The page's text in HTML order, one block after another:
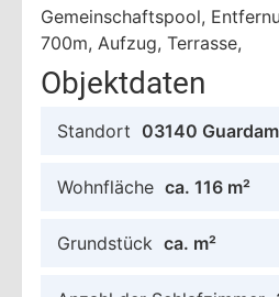
Gemeinschaftspool,
700m, Aufzug, Terrasse,
Objektdaten
Standort 03140
Wohnfläche ca. 116 m²
Grundstück ca. m²